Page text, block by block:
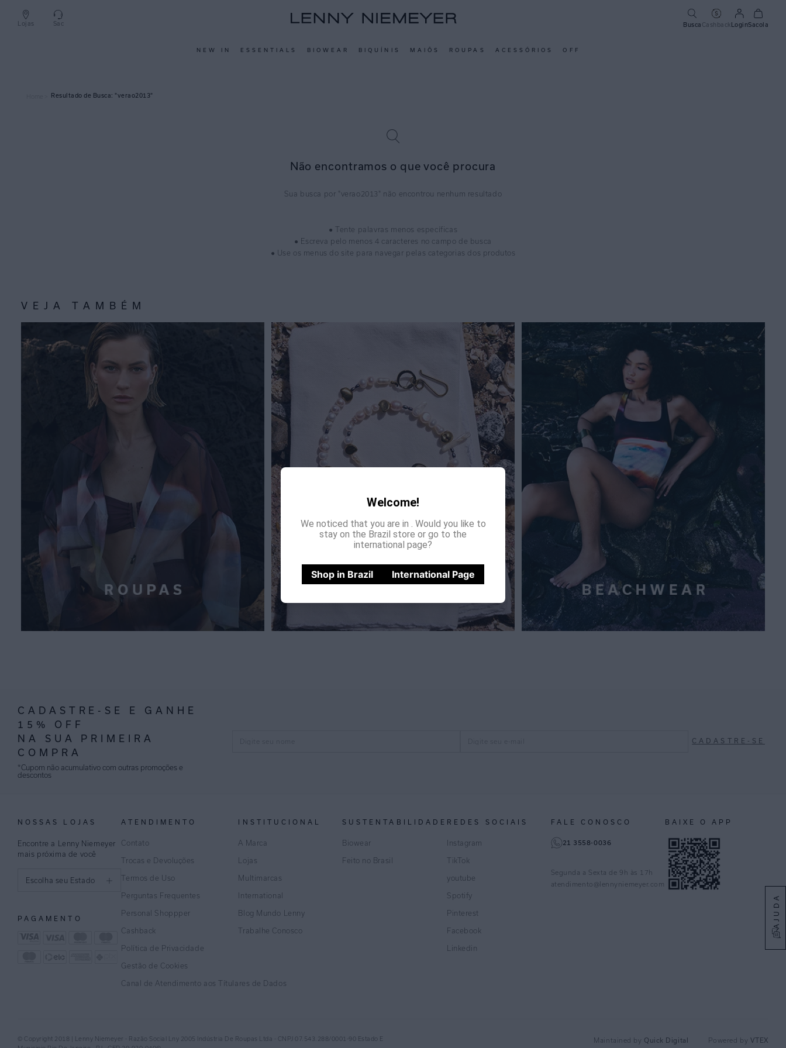
AJUDA
Lojas Sac Busca CashbackLoginSacola
NEW IN ESSENTIALS BIOWEAR BIQUÍNIS MAIÔS ROUPAS ACESSÓRIOS OFF
Welcome!
We noticed that you are in
. Would you like to
stay on the Brazil store or go to the
international page?
Shop in Brazil International Page
verao2013
Não encontramos o que você procura
verao2013
● Tente palavras menos específicas
● Escreva pelo menos 4 caracteres no campo de busca
● Use os menus do site para navegar pelas categorias dos produtos
VEJA TAMBÉM
CADASTRE-SE E GANHE
15% OFF
NA SUA PRIMEIRA
COMPRA
*Cupom não acumulativo com outras promoções e
descontos
CADASTRE-SE
NOSSAS LOJAS
Encontre a Lenny Niemeyer
mais próxima de você
Escolha seu Estado
Distrito Federal
PAGAMENTO
ATENDIMENTO
Contato
Trocas e Devoluções
Termos de Uso
Perguntas Frequentes
Personal Shoppper
Cashback
Política de Privacidade
Gestão de Cookies
Canal de Atendimento aos Títulares de Dados
INSTITUCIONAL
A Marca
Lojas
Multimarcas
International
Blog Mundo Lenny
Trabalhe Conosco
SUSTENTABILIDADE
Biowear
Feito no Brasil
REDES SOCIAIS
Instagram
TikTok
youtube
Spotify
Pinterest
Facebook
Linkedin
FALE CONOSCO
21 3558-0036
Segunda a Sexta de 9h às 17h
atendimento@lennyniemeyer.com
BAIXE O APP
© Copyright 2018 | Lenny Niemeyer - Razão Social Lny 2005 Indústria De Roupas Ltda - CNPJ 07.543.288/0001-90 Estado E
Maintained by Quick Digital Powered by VTEX